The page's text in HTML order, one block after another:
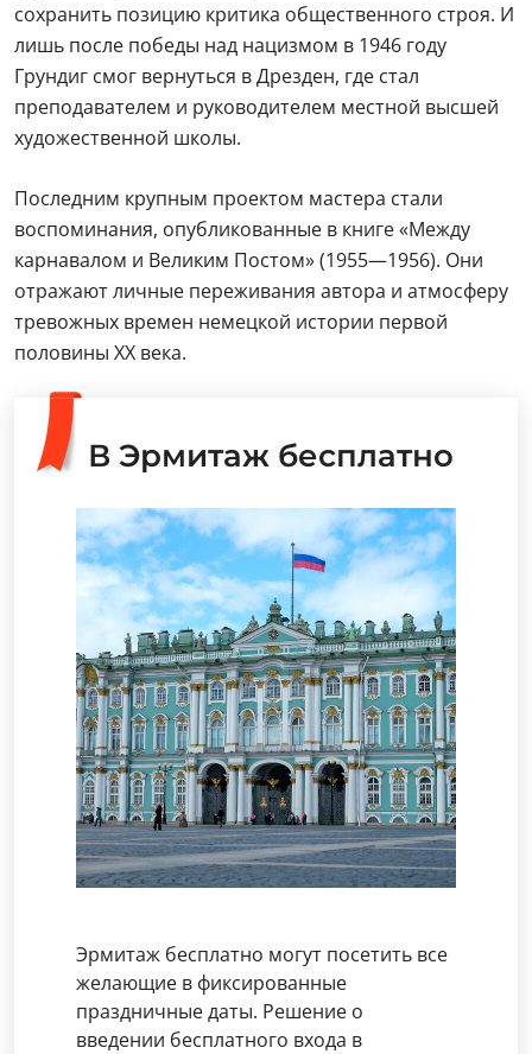
сохранить позицию критика общественного строя. И
лишь после победы над нацизмом в 1946 году
Грундиг смог вернуться в Дрезден, где стал
преподавателем и руководителем местной высшей
художественной школы.
Последним крупным проектом мастера стали
воспоминания, опубликованные в книге «Между
карнавалом и Великим Постом» (1955—1956). Они
отражают личные переживания автора и атмосферу
тревожных времен немецкой истории первой
половины ХХ века.
В Эрмитаж бесплатно
Эрмитаж бесплатно могут посетить все
желающие в фиксированные
праздничные даты. Решение о
введении бесплатного входа в